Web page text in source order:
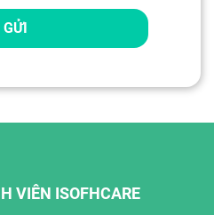
GỬI
VIÊN ISOFHCARE